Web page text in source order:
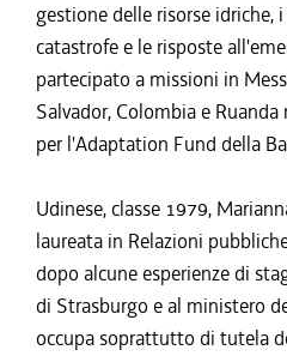
gestione delle risorse idriche,
catastrofe e le risposte
partecipato a missioni in
Salvador, Colombia e
per l'Adaptation Fund della
Udinese, classe 1979,
laureata in Relazioni
dopo alcune esperienze di
di Strasburgo e al ministero
occupa soprattutto di tutela